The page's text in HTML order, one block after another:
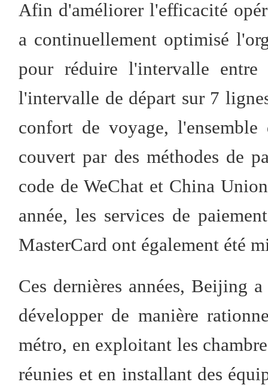
Afin d'améliorer l'efficacité
a continuellement optimisé
pour réduire l'intervalle entre
l'intervalle de départ sur 7
confort de voyage,
couvert par des méthodes de
code de WeChat et China
année, les services de
MasterCard ont également été
Ces dernières années, Beijing
développer de manière
métro, en exploitant les
réunies et en installant des